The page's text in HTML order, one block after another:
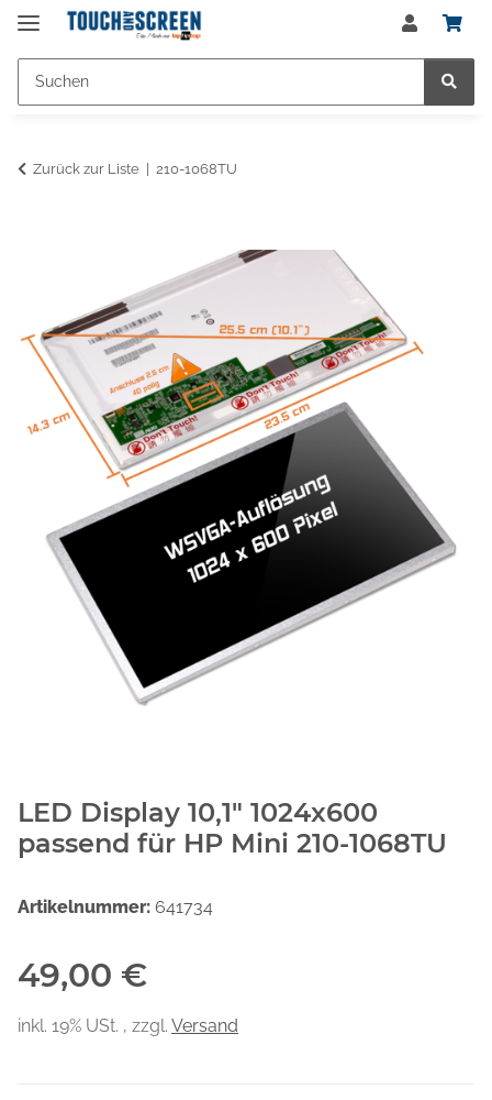
Zurück zur Liste 210-1068TU
LED Display 10,1" 1024x600
passend für HP Mini 210-1068TU
Artikelnummer: 641734
49,00 €
inkl. 19% USt. , zzgl. Versand